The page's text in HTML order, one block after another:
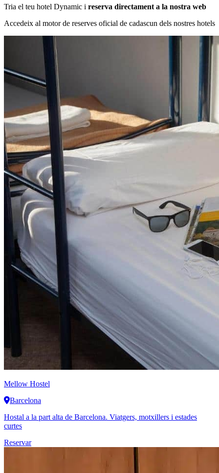
Tria el teu hotel Dynamic i reserva directament a la nostra web
Accedeix al motor de reserves oficial de cadascun dels nostres hotels
Mellow Hostel
Barcelona
Hostal a la part alta de Barcelona. Viatgers, motxillers i estades
curtes
Reservar